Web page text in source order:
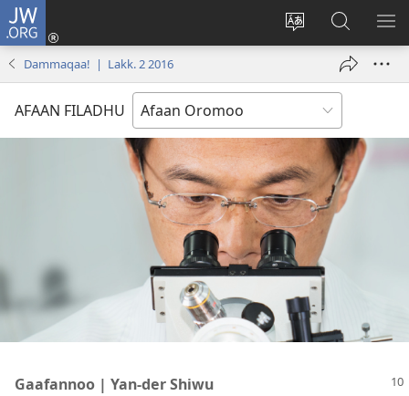
JW.ORG
Afaan
weebsaayitii
Gali
(opens
JW.ORG
Irraa
Barbaadi
Dammaqaa! | Lakk. 2 2016
AFAAN FILADHU
Gaafannoo | Yan-der Shiwu